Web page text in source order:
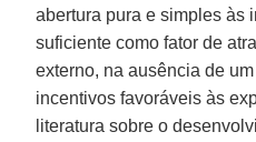
abertura pura e simples às
suficiente como fator de
externo, na ausência de
incentivos favoráveis às
literatura sobre o